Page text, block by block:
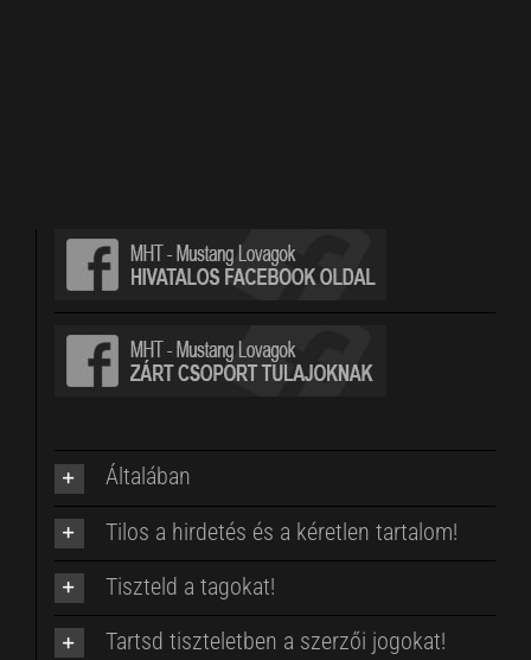
Általában
Tilos a hirdetés és a kéretlen tartalom!
Tiszteld a tagokat!
Tartsd tiszteletben a szerzői jogokat!